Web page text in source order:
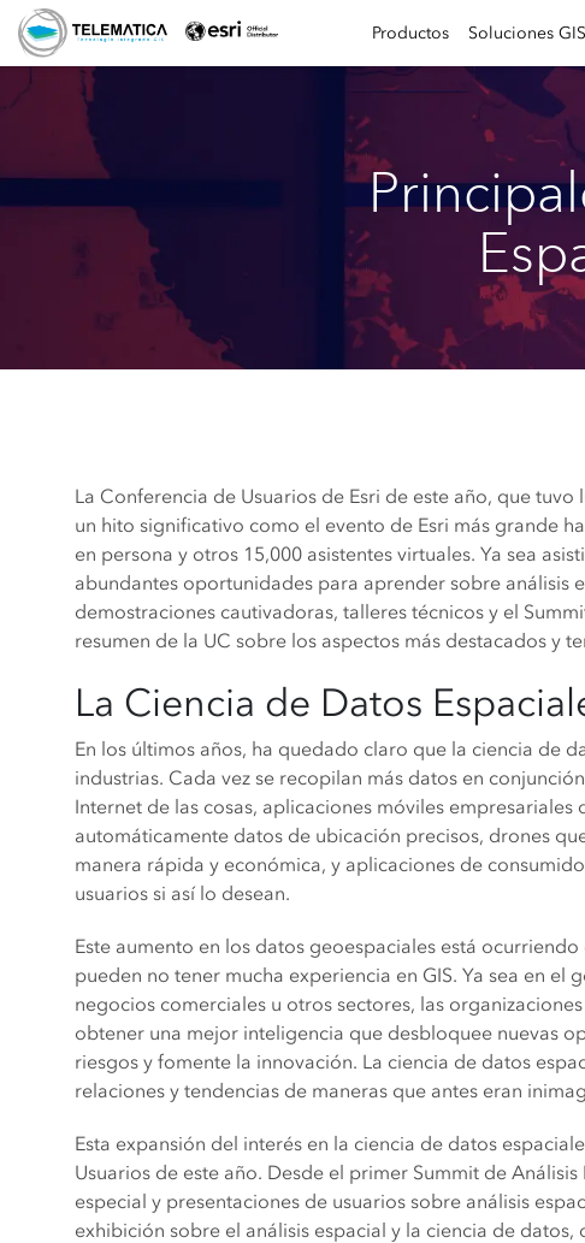
Productos Soluciones GIS
La Conferencia de Usuarios de Esri de este año, que
un hito significativo como el evento de Esri más grande
en persona y otros 15,000 asistentes virtuales. Ya sea
abundantes oportunidades para aprender sobre análisis
demostraciones cautivadoras, talleres técnicos y el
resumen de la UC sobre los aspectos más destacados y
La Ciencia de Datos
En los últimos años, ha quedado claro que la ciencia de
industrias. Cada vez se recopilan más datos en
Internet de las cosas, aplicaciones móviles
automáticamente datos de ubicación precisos, drones
manera rápida y económica, y aplicaciones de
usuarios si así lo desean.
Este aumento en los datos geoespaciales está
pueden no tener mucha experiencia en GIS. Ya sea en
negocios comerciales u otros sectores, las
obtener una mejor inteligencia que desbloquee nuevas
riesgos y fomente la innovación. La ciencia de datos
relaciones y tendencias de maneras que antes eran
Esta expansión del interés en la ciencia de datos
Usuarios de este año. Desde el primer Summit de
especial y presentaciones de usuarios sobre análisis
exhibición sobre el análisis espacial y la ciencia de